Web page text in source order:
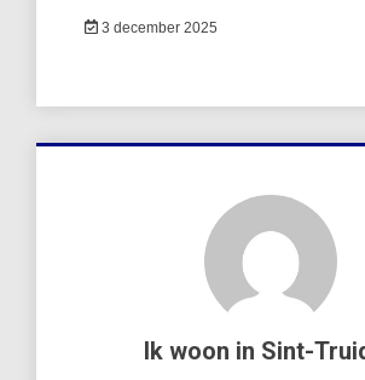
3 december 2025
Ik woon in Sint-